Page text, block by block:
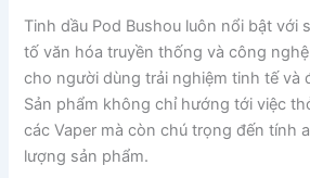
Tinh dầu Pod Bushou luôn nổi bật với
tố văn hóa truyền thống và công
cho người dùng trải nghiệm tinh tế và
Sản phẩm không chỉ hướng tới việc
các Vaper mà còn chú trọng đến tính
lượng sản phẩm.